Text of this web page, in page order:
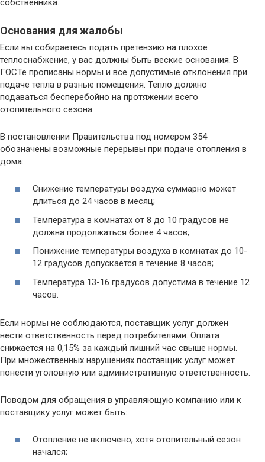
собственника.
Основания для жалобы
Если вы собираетесь подать претензию на плохое
теплоснабжение, у вас должны быть веские основания. В
ГОСТе прописаны нормы и все допустимые отклонения при
подаче тепла в разные помещения. Тепло должно
подаваться бесперебойно на протяжении всего
отопительного сезона.
В постановлении Правительства под номером 354
обозначены возможные перерывы при подаче отопления в
дома:
Снижение температуры воздуха суммарно может
длиться до 24 часов в месяц;
Температура в комнатах от 8 до 10 градусов не
должна продолжаться более 4 часов;
Понижение температуры воздуха в комнатах до 10-
12 градусов допускается в течение 8 часов;
Температура 13-16 градусов допустима в течение 12
часов.
Если нормы не соблюдаются, поставщик услуг должен
нести ответственность перед потребителями. Оплата
снижается на 0,15% за каждый лишний час свыше нормы.
При множественных нарушениях поставщик услуг может
понести уголовную или административную ответственность.
Поводом для обращения в управляющую компанию или к
поставщику услуг может быть:
Отопление не включено, хотя отопительный сезон
начался;